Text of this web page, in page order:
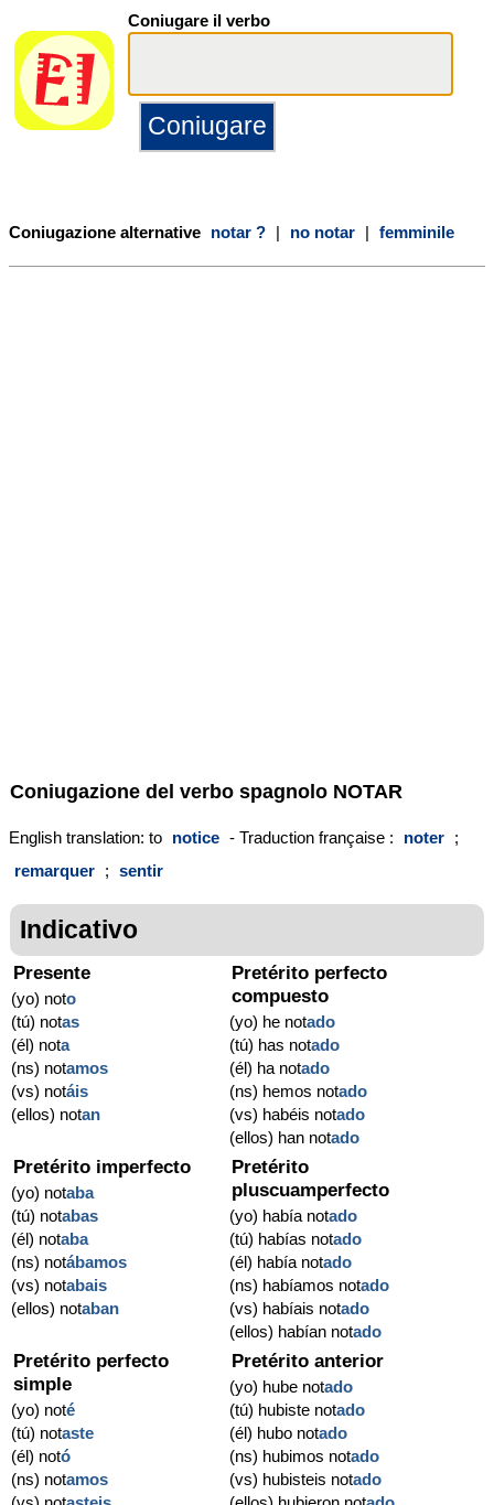
Coniugare il verbo
Coniugazione alternative notar ? | no notar | femminile
Coniugazione del verbo spagnolo NOTAR
English translation: to notice - Traduction française : noter ;
remarquer ; sentir
Indicativo
Presente
(yo) noto
(tú) notas
(él) nota
(ns) notamos
(vs) notáis
(ellos) notan
Pretérito perfecto
compuesto
(yo) he notado
(tú) has notado
(él) ha notado
(ns) hemos notado
(vs) habéis notado
(ellos) han notado
Pretérito imperfecto
(yo) notaba
(tú) notabas
(él) notaba
(ns) notábamos
(vs) notabais
(ellos) notaban
Pretérito
pluscuamperfecto
(yo) había notado
(tú) habías notado
(él) había notado
(ns) habíamos notado
(vs) habíais notado
(ellos) habían notado
Pretérito perfecto
simple
(yo) noté
(tú) notaste
(él) notó
(ns) notamos
Pretérito anterior
(yo) hube notado
(tú) hubiste notado
(él) hubo notado
(ns) hubimos notado
(vs) hubisteis notado